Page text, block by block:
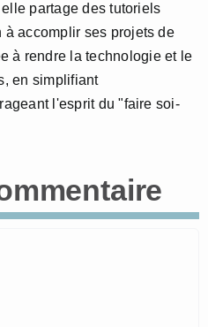
partage des tutoriels
à accomplir ses projets de
à rendre la technologie et le
en simplifiant
l'esprit du "faire soi-